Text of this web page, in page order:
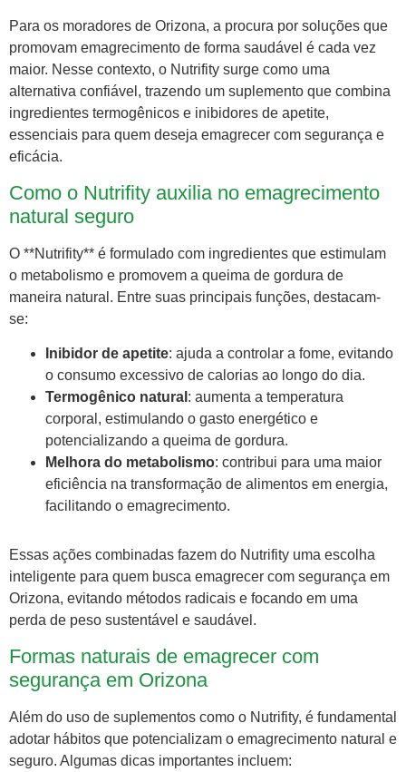
Para os moradores de Orizona, a procura por soluções que
promovam emagrecimento de forma saudável é cada vez
maior. Nesse contexto, o Nutrifity surge como uma
alternativa confiável, trazendo um suplemento que combina
ingredientes termogênicos e inibidores de apetite,
essenciais para quem deseja emagrecer com segurança e
eficácia.
Como o Nutrifity auxilia no emagrecimento
natural seguro
O **Nutrifity** é formulado com ingredientes que estimulam
o metabolismo e promovem a queima de gordura de
maneira natural. Entre suas principais funções, destacam-
se:
Inibidor de apetite: ajuda a controlar a fome, evitando
o consumo excessivo de calorias ao longo do dia.
Termogênico natural : aumenta a temperatura
corporal, estimulando o gasto energético e
potencializando a queima de gordura.
Melhora do metabolismo: contribui para uma maior
eficiência na transformação de alimentos em energia,
facilitando o emagrecimento.
Essas ações combinadas fazem do Nutrifity uma escolha
inteligente para quem busca emagrecer com segurança em
Orizona, evitando métodos radicais e focando em uma
perda de peso sustentável e saudável.
Formas naturais de emagrecer com
segurança em Orizona
Além do uso de suplementos como o Nutrifity, é fundamental
adotar hábitos que potencializam o emagrecimento natural e
seguro. Algumas dicas importantes incluem: